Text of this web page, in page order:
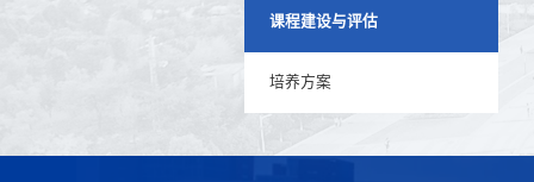
课程建设与评估
培养方案